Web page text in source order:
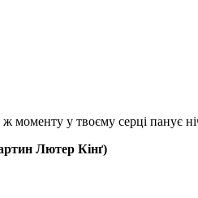
моменту у твоєму серці панує
Лютер Кінґ)